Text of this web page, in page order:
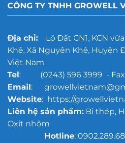
CÔNG TY TNHH GROWELL
Địa chỉ:Lô Đất CN1, KCN
Khê, Xã Nguyên Khê, Huyện
Việt Nam
Tel: (0243) 596 3999 - Fax:
Email:
Website: https://
Liên hệ sản phẩm:Bi thép,
Oxit nhôm
Hotline: